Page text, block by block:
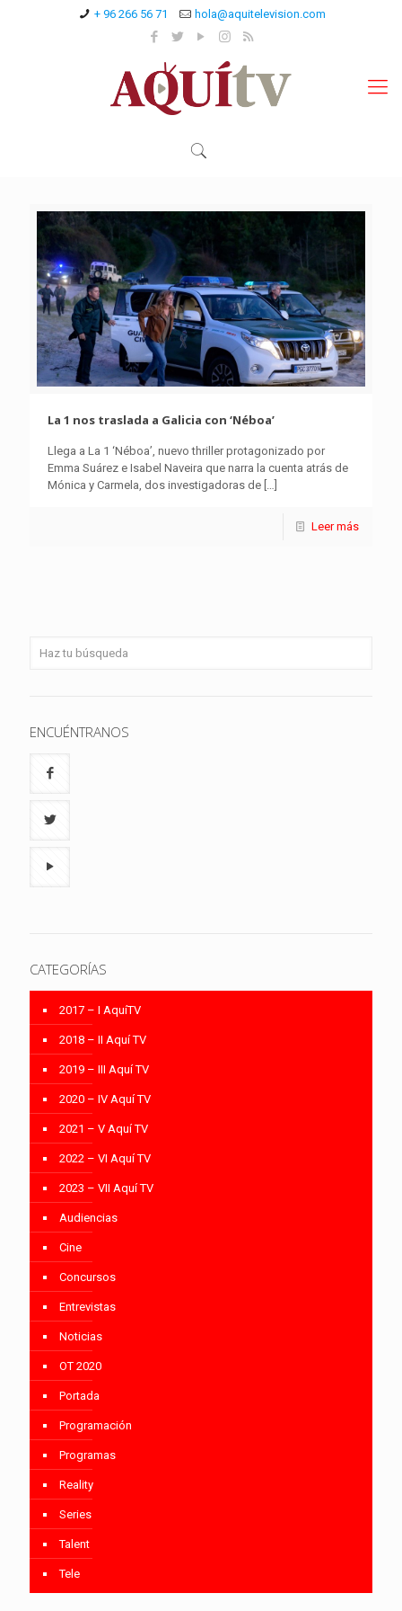
+ 96 266 56 71 hola@aquitelevision.com
La 1 nos traslada a Galicia con ‘Néboa’
Llega a La 1 ‘Néboa’, nuevo thriller protagonizado por
Emma Suárez e Isabel Naveira que narra la cuenta atrás de
Mónica y Carmela, dos investigadoras de […]
Leer más
ENCUÉNTRANOS
CATEGORÍAS
2017 – I AquíTV
2018 – II Aquí TV
2019 – III Aquí TV
2020 – IV Aquí TV
2021 – V Aquí TV
2022 – VI Aquí TV
2023 – VII Aquí TV
Audiencias
Cine
Concursos
Entrevistas
Noticias
OT 2020
Portada
Programación
Programas
Reality
Series
Talent
Tele